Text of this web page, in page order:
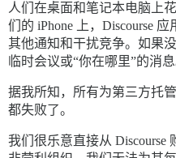
人们在桌面和笔记本电脑上
们的 iPhone 上，Discourse
其他通知和干扰竞争。如果
临时会议或“你在哪里”的消息
据我所知，所有为第三方托
都失败了。
我们很乐意直接从 Discourse